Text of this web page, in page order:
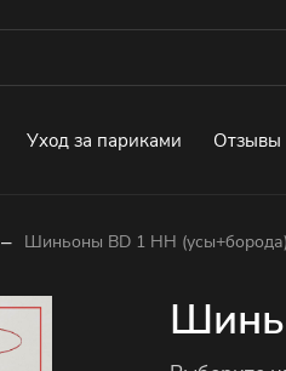
Уход за париками Отзывы
– Шиньоны BD 1 HH (усы+борода)